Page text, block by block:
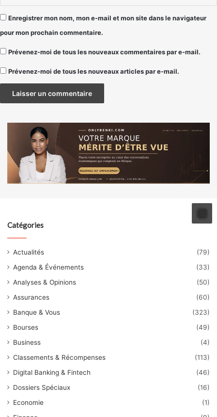
Enregistrer mon nom, mon e-mail et mon site dans le navigateur
pour mon prochain commentaire.
Prévenez-moi de tous les nouveaux commentaires par e-mail.
Prévenez-moi de tous les nouveaux articles par e-mail.
Catégories
Actualités
(79)
Agenda & Événements
(33)
Analyses & Opinions
(50)
Assurances
(60)
Banque & Vous
(323)
Bourses
(49)
Business
(4)
Classements & Récompenses
(113)
Digital Banking & Fintech
(46)
Dossiers Spéciaux
(16)
Economie
(1)